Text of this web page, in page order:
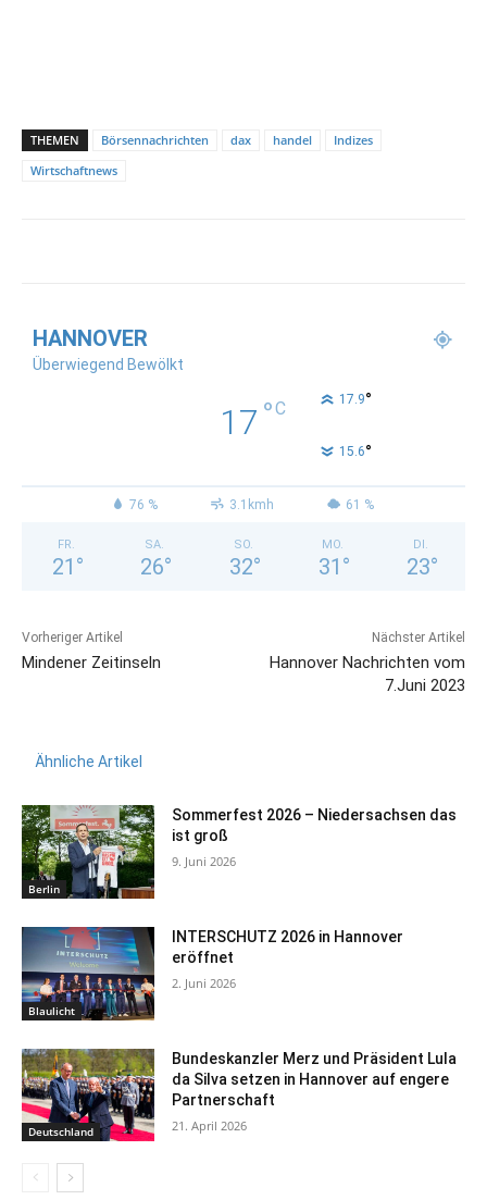
THEMEN Börsennachrichten dax handel
Indizes
Wirtschaftnews
HANNOVER
Überwiegend Bewölkt
17 °C 17.9°
15.6°
76 % 3.1kmh 61 %
FR.
21 °
SA.
26°
SO.
32°
MO.
31 °
DI.
23°
Vorheriger Artikel
Mindener Zeitinseln
Nächster Artikel
Hannover Nachrichten vom
7.Juni 2023
Ähnliche Artikel
Berlin
Sommerfest 2026 – Niedersachsen das
ist groß
9. Juni 2026
Blaulicht
INTERSCHUTZ 2026 in Hannover
eröffnet
2. Juni 2026
Deutschland
Bundeskanzler Merz und Präsident Lula
da Silva setzen in Hannover auf engere
Partnerschaft
21. April 2026